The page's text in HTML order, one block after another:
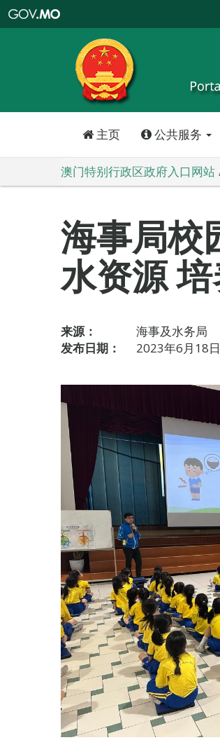
特
政
区
政
口
主页 公共服务
澳门特别行政区政府入口网站
海事局
水资源
来源：
海事及水务局
发布日期：
2023年6月18